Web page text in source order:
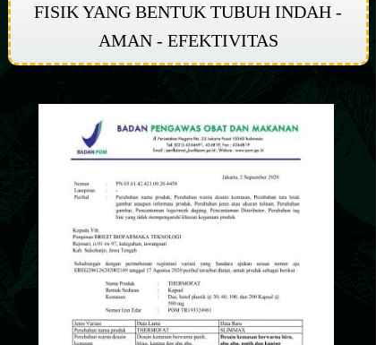
FISIK YANG BENTUK TUBUH INDAH -
AMAN - EFEKTIVITAS